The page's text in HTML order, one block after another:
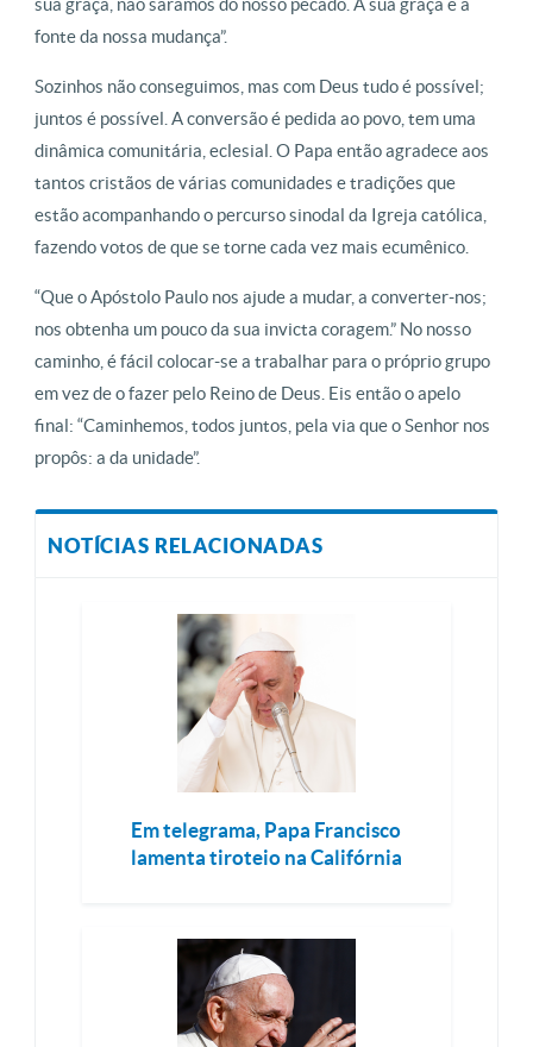
sua graça, não saramos do nosso pecado. A sua graça é a
fonte da nossa mudança”.
Sozinhos não conseguimos, mas com Deus tudo é possível;
juntos é possível. A conversão é pedida ao povo, tem uma
dinâmica comunitária, eclesial. O Papa então agradece aos
tantos cristãos de várias comunidades e tradições que
estão acompanhando o percurso sinodal da Igreja católica,
fazendo votos de que se torne cada vez mais ecumênico.
“Que o Apóstolo Paulo nos ajude a mudar, a converter-nos;
nos obtenha um pouco da sua invicta coragem.” No nosso
caminho, é fácil colocar-se a trabalhar para o próprio grupo
em vez de o fazer pelo Reino de Deus. Eis então o apelo
final: “Caminhemos, todos juntos, pela via que o Senhor nos
propôs: a da unidade”.
NOTÍCIAS RELACIONADAS
Em telegrama, Papa Francisco
lamenta tiroteio na Califórnia